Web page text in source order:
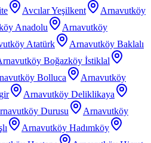
Avcılar Yeşilkent
Arnavutköy
Anadolu
Arnavutköy
Atatürk
Arnavutköy Baklalı
Boğazköy İstiklal
Bolluca
Arnavutköy
Arnavutköy Deliklikaya
Durusu
Arnavutköy
Arnavutköy Hadımköy